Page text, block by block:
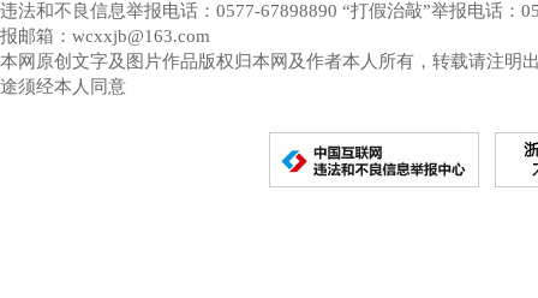
违法和不良信息举报电话：0577-67898890 “打假治敲”举报电话：
报邮箱：wcxxjb@163.com
本网原创文字及图片作品版权归本网及作者本人所有，转载请注明
途须经本人同意